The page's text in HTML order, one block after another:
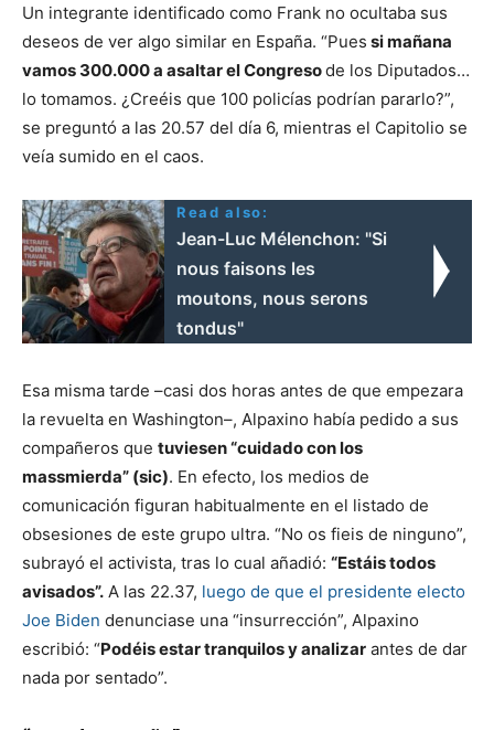
Un integrante identificado como Frank no ocultaba sus
deseos de ver algo similar en España. “Pues si mañana
vamos 300.000 a asaltar el Congresode los Diputados…
lo tomamos. ¿Creéis que 100 policías podrían pararlo?”,
se preguntó a las 20.57 del día 6, mientras el Capitolio se
veía sumido en el caos.
Read also:
Jean-Luc Mélenchon: "Si
nous faisons les
moutons, nous serons
tondus"
Esa misma tarde –casi dos horas antes de que empezara
la revuelta en Washington–, Alpaxino había pedido a sus
compañeros que tuviesen “cuidado con los
massmierda” (sic). En efecto, los medios de
comunicación figuran habitualmente en el listado de
obsesiones de este grupo ultra. “No os fieis de ninguno”,
subrayó el activista, tras lo cual añadió: “Estáis todos
avisados”. A las 22.37, luego de que el presidente electo
Joe Biden denunciase una “insurrección”, Alpaxino
escribió: “Podéis estar tranquilos y analizar antes de dar
nada por sentado”.